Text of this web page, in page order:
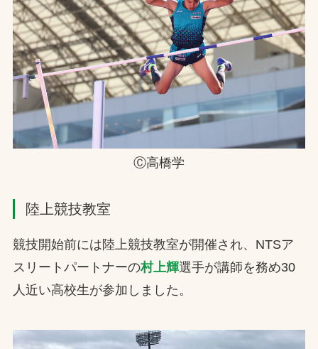
Ⓒ高橋学
陸上競技教室
競技開始前には陸上競技教室が開催され、NTSア
スリートパートナーの村上輝選手が講師を務め30
人近い高校生が参加しました。